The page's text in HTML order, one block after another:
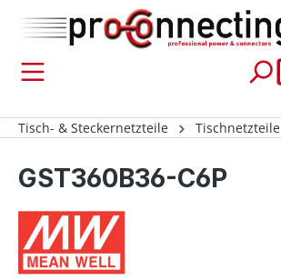
springen
Tisch- & Steckernetzteile Tischnetzteile
GST360B36-C6P